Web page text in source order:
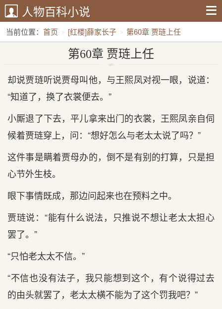
人物百科小说
当前位置： 首页 [红楼]薛家长子 第60章 贾琏上任
第60章 贾琏上任
却说贾琏听说贾母叫他，与王熙凤对视一眼，说道：
“知道了，换了衣裳便去。”
小厮退了下去，平儿拿来出门的衣裳，王熙凤亲自伺
候着贾琏穿上，问：“想好怎么与老太太说了吗？”
这件事是瞒着贾母办的，倒不是有别的打算，只是担
心节外生枝。
眼下事情既成，那边问起来也在预料之中。
贾琏说：“能有什么说法，只推说不想让老太太担心
罢了。”
“只怕老太太不信。”
“不信也没有法子，我只能想到这个，有个说得过去
的由头就罢了，老太太横不能为了这个罚我吧？”